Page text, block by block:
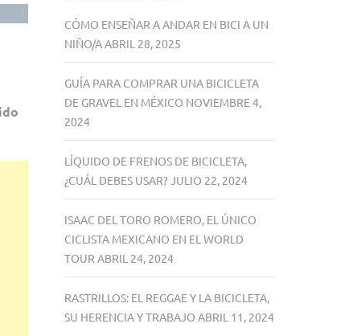
CÓMO ENSEÑAR A ANDAR EN BICI A UN
NIÑO/AABRIL 28, 2025
GUÍA PARA COMPRAR UNA BICICLETA
DE GRAVEL EN MÉXICO NOVIEMBRE 4,
2024
LÍQUIDO DE FRENOS DE BICICLETA,
¿CUÁL DEBES USAR?JULIO 22, 2024
ISAAC DEL TORO ROMERO, EL ÚNICO
CICLISTA MEXICANO EN EL WORLD
TOUR ABRIL 24, 2024
RASTRILLOS: EL REGGAE Y LA BICICLETA,
SU HERENCIA Y TRABAJO ABRIL 11, 2024